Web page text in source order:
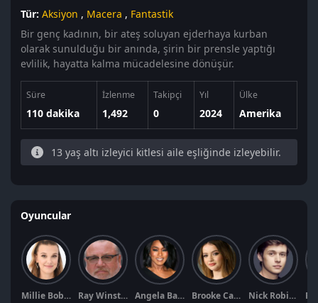
Tür: Aksiyon , Macera , Fantastik
Bir genç kadının, bir ateş soluyan ejderhaya kurban
olarak sunulduğu bir anında, şirin bir prensle yaptığı
evlilik, hayatta kalma mücadelesine dönüşür.
Süre
110 dakika
İzlenme
1,492
Takipçi
0
Yıl
2024
Ülke
Amerika
13 yaş altı izleyici kitlesi aile eşliğinde izleyebilir.
Oyuncular
Millie Bobby Brown Ray Winstone Angela Bassett Brooke Carter Nick Robinson